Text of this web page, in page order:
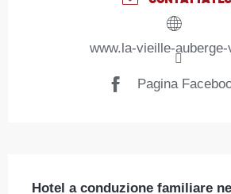
www.la-vieille-
Pagina
Hotel a conduzione familiare